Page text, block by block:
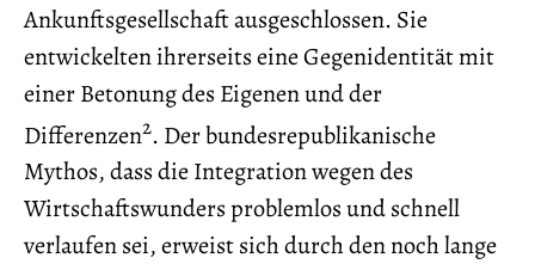
Ankunftsgesellschaft ausgeschlossen. Sie
entwickelten ihrerseits eine Gegenidentität mit
einer Betonung des Eigenen und der
Differenzen2. Der bundesrepublikanische
Mythos, dass die Integration wegen des
Wirtschaftswunders problemlos und schnell
verlaufen sei, erweist sich durch den noch lange